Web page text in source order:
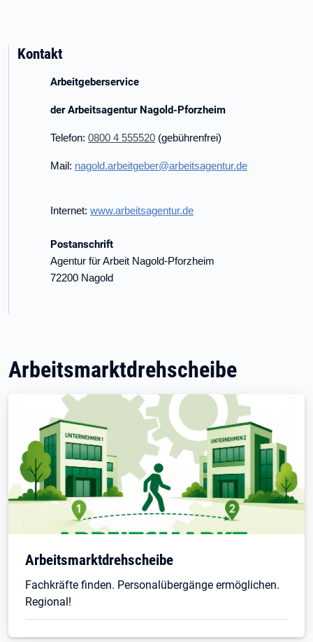
Kontakt
Arbeitgeberservice
der Arbeitsagentur Nagold-Pforzheim
Telefon: 0800 4 555520 (gebührenfrei)
Mail: nagold.arbeitgeber@arbeitsagentur.de
Internet: www.arbeitsagentur.de
Postanschrift
Agentur für Arbeit Nagold-Pforzheim
72200 Nagold
Arbeitsmarktdrehscheibe
Arbeitsmarktdrehscheibe
Fachkräfte finden. Personalübergänge ermöglichen.
Regional!